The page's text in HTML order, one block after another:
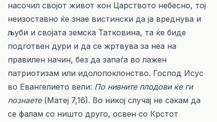
насочил својот живот кон Царството небесно, тој
неизоставно ќе знае вистински да ја вреднува и
љуби и својата земска Татковина, та ќе биде
подготвен дури и да се жртвува за неа на
правилен начин, без да запаѓа во лажен
патриотизам или идолопоклонство. Господ Исус
во Евангелието вели: По нивните плодови ќе ги
познаете (Матеј 7,16). Во никој случај не сакам да
се фалам со ништо друго, освен со Крстот